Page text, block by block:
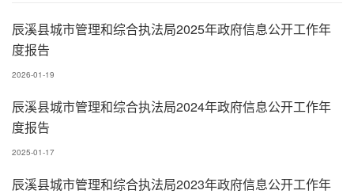
辰溪县城市管理和综合执法局2025年政府信息公开工作年
度报告
2026-01-19
辰溪县城市管理和综合执法局2024年政府信息公开工作年
度报告
2025-01-17
辰溪县城市管理和综合执法局2023年政府信息公开工作年